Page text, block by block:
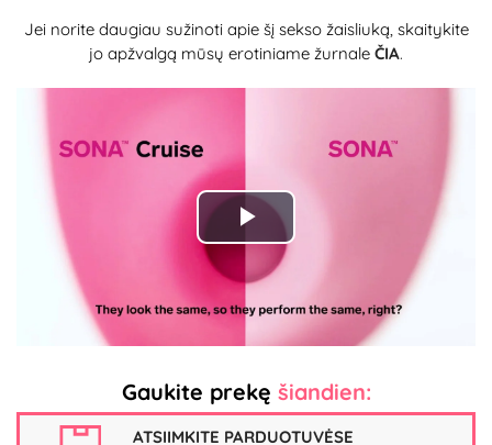
Jei norite daugiau sužinoti apie šį sekso žaisliuką, skaitykite
jo apžvalgą mūsų erotiniame žurnale ČIA.
Play
Video
Gaukite prekę šiandien:
ATSIIMKITE PARDUOTUVĖSE